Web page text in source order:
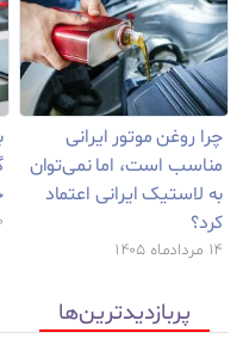
چرا روغن موتور ایرانی
مناسب است، اما نمی‌توان
به لاستیک ایرانی اعتماد
کرد؟
۱۴ مرداد‌‌ماه ۱۴۰۵
۱۰
پربازدید‌ترین‌ها